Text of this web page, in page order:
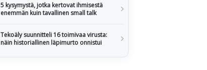
5 kysymystä, jotka kertovat ihmisestä
enemmän kuin tavallinen small talk
Tekoäly suunnitteli 16 toimivaa virusta:
näin historiallinen läpimurto onnistui